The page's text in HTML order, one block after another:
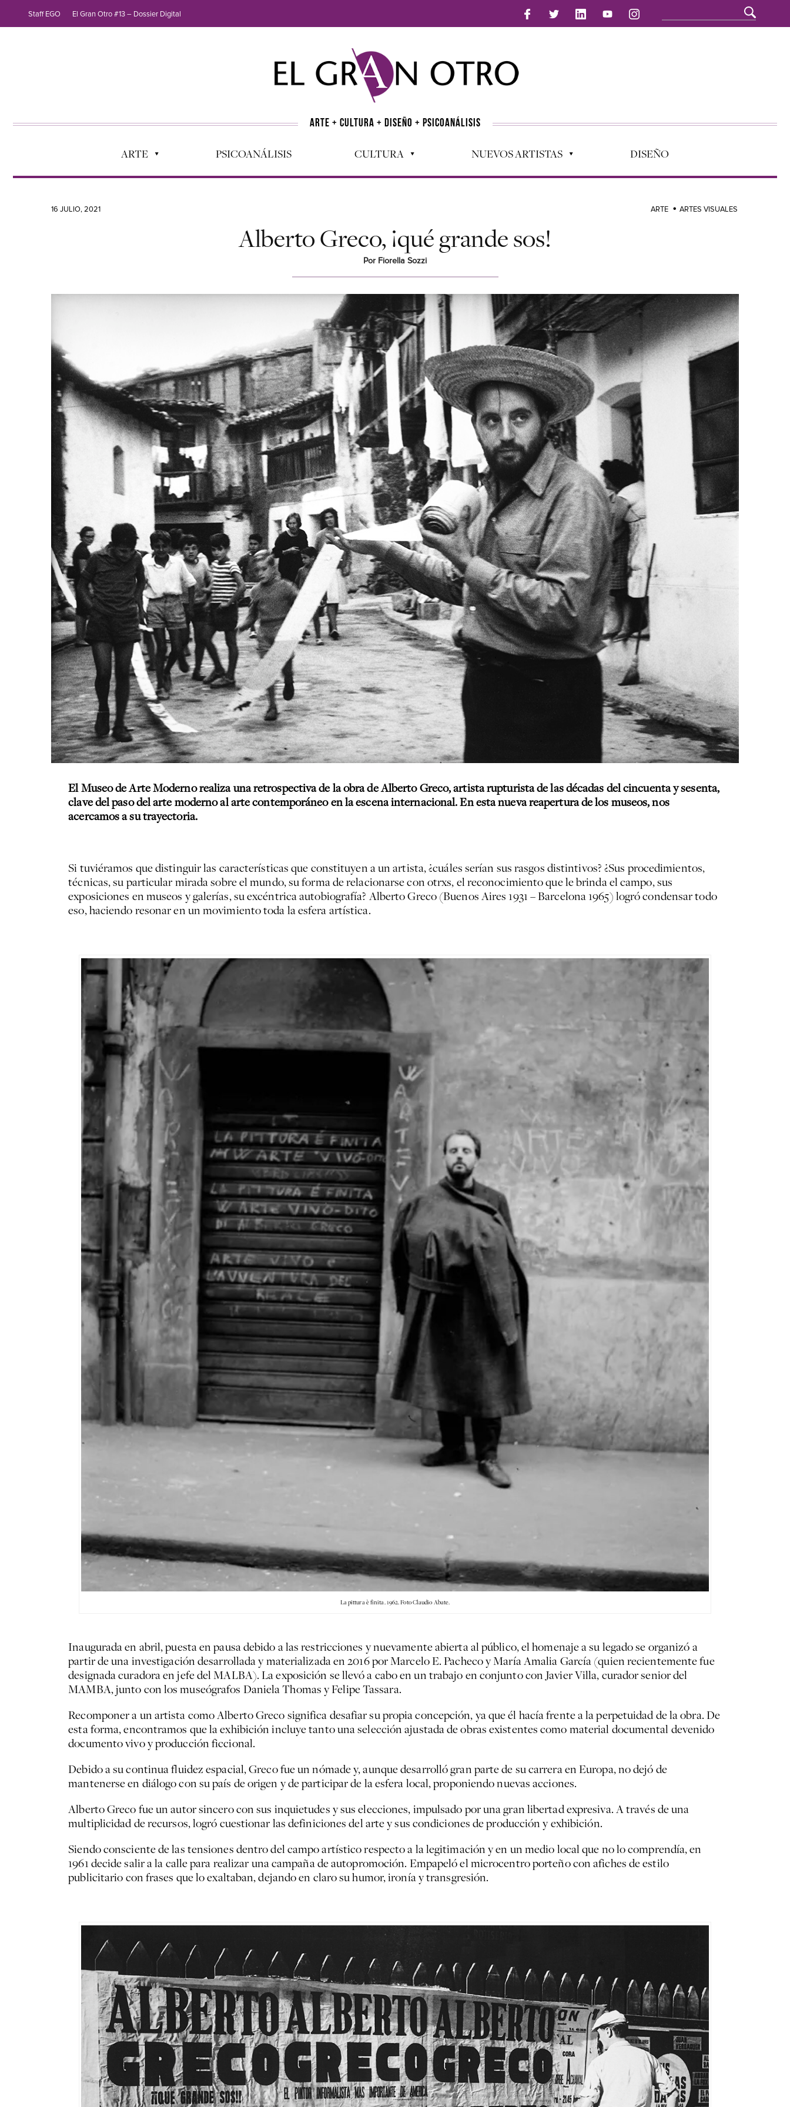
Staff EGO El Gran Otro #13 – Dossier Digital
ARTE + CULTURA + DISEÑO + PSICOANÁLISIS
ARTE PSICOANÁLISIS CULTURA NUEVOS ARTISTAS DISEÑO
16 JULIO, 2021 ARTE ARTES VISUALES
Alberto Greco, ¡qué grande sos!
Por Fiorella Sozzi
El Museo de Arte Moderno realiza una retrospectiva de la obra de Alberto Greco, artista rupturista delas décadas del cincuenta y sesenta,
clave del paso del arte moderno al arte contemporáneo en la escena internacional. En esta nueva reapertura de los museos, nos
acercamos a su trayectoria.
Si tuviéramos que distinguir las características que constituyen a un artista, ¿cuáles serían sus rasgos distintivos? ¿Sus procedimientos,
técnicas, su particular mirada sobre el mundo, su forma de relacionarse con otrxs, el reconocimiento que le brinda el campo, sus
exposiciones en museos y galerías, su excéntrica autobiografía? Alberto Greco (Buenos Aires 1931 – Barcelona 1965) logró condensar todo
eso, haciendo resonar en un movimiento toda la esfera artística.
La pittura è finita. 1962. Foto Claudio Abate.
Inaugurada en abril, puesta en pausa debido a las restricciones y nuevamente abierta al público, el homenaje a su legado se organizó a
partir de una investigación desarrollada y materializada en 2016 por Marcelo E. Pacheco y María Amalia García (quien recientemente fue
designada curadora en jefe del MALBA). La exposición se llevó a cabo en un trabajo en conjunto con Javier Villa, curador senior del
MAMBA, junto con los museógrafos Daniela Thomas y Felipe Tassara.
Recomponer a un artista como Alberto Greco significa desafiar su propia concepción, ya que él hacía frente a la perpetuidad de la obra. De
esta forma, encontramos que la exhibición incluye tanto una selección ajustada de obras existentes como material documental devenido
documento vivo y producción ficcional.
Debido a su continua fluidez espacial, Greco fue un nómade y, aunque desarrolló gran parte de su carrera en Europa, no dejó de
mantenerse en diálogo con su país de origen y de participar de la esfera local, proponiendo nuevas acciones.
Alberto Greco fue un autor sincero con sus inquietudes y sus elecciones, impulsado por una gran libertad expresiva. A través de una
multiplicidad de recursos, logró cuestionar las definiciones del arte y sus condiciones de producción y exhibición.
Siendo consciente de las tensiones dentro del campo artístico respecto a la legitimación y en un medio local que no lo comprendía, en
1961 decide salir a la calle para realizar una campaña de autopromoción. Empapeló el microcentro porteño con afiches de estilo
publicitario con frases que lo exaltaban, dejando en claro su humor, ironía y transgresión.